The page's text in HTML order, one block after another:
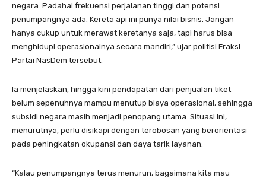
negara. Padahal frekuensi perjalanan tinggi dan potensi
penumpangnya ada. Kereta api ini punya nilai bisnis. Jangan
hanya cukup untuk merawat keretanya saja, tapi harus bisa
menghidupi operasionalnya secara mandiri,” ujar politisi Fraksi
Partai NasDem tersebut.
Ia menjelaskan, hingga kini pendapatan dari penjualan tiket
belum sepenuhnya mampu menutup biaya operasional, sehingga
subsidi negara masih menjadi penopang utama. Situasi ini,
menurutnya, perlu disikapi dengan terobosan yang berorientasi
pada peningkatan okupansi dan daya tarik layanan.
“Kalau penumpangnya terus menurun, bagaimana kita mau